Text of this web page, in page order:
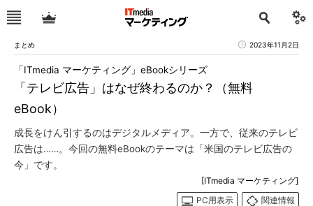
まとめ 2023年11月2日
「テレビ広告」はなぜ終わるのか？（無料
eBook）
「ITmedia マーケティング」eBookシリーズ
成長をけん引するのはデジタルメディア。一方で、従来のテレビ
広告は……。今回の無料eBookのテーマは「米国のテレビ広告の
今」です。
[ITmedia マーケティング]
PC用表示
関連情報